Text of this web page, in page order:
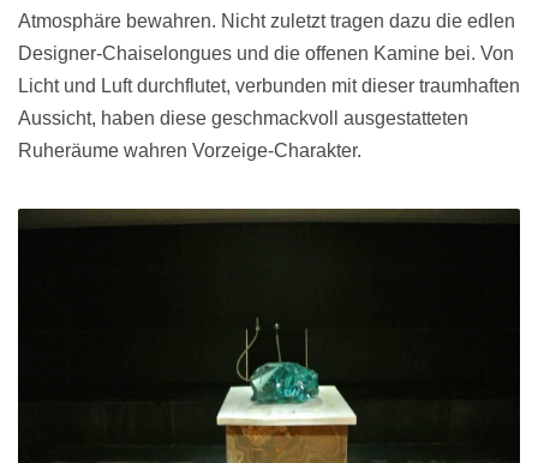
Atmosphäre bewahren. Nicht zuletzt tragen dazu die edlen
Designer-Chaiselongues und die offenen Kamine bei. Von
Licht und Luft durchflutet, verbunden mit dieser traumhaften
Aussicht, haben diese geschmackvoll ausgestatteten
Ruheräume wahren Vorzeige-Charakter.